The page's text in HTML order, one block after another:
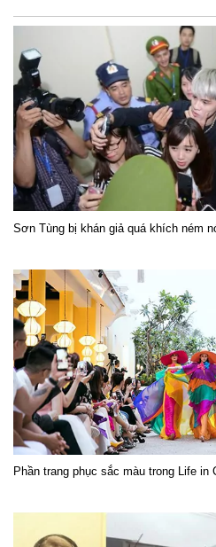
Sơn Tùng bị khán giả quá khích ném
Phần trang phục sắc màu trong Life